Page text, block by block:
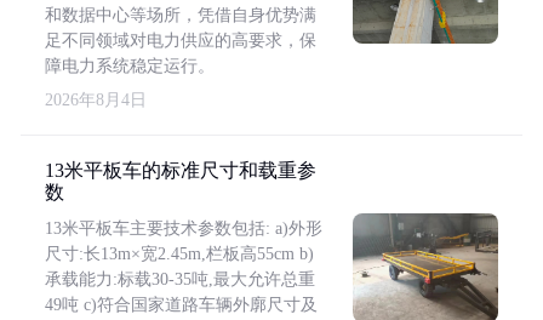
和数据中心等场所，凭借自身优势满
足不同领域对电力供应的高要求，保
障电力系统稳定运行。
2026年8月4日
13米平板车的标准尺寸和载重参
数
13米平板车主要技术参数包括: a)外形
尺寸:长13m×宽2.45m,栏板高55cm b)
承载能力:标载30-35吨,最大允许总重
49吨 c)符合国家道路车辆外廓尺寸及